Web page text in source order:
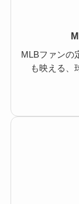
MLBファンの
も映える、